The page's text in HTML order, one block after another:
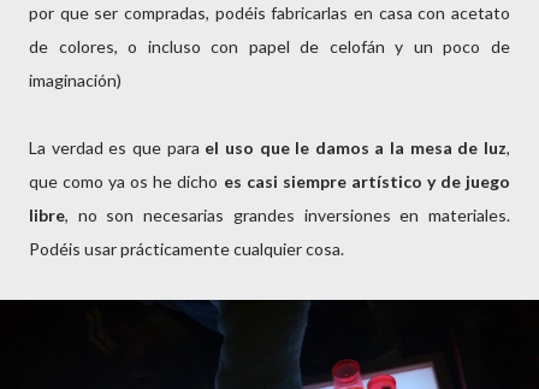
por que ser compradas, podéis fabricarlas en casa con acetato
de colores, o incluso con papel de celofán y un poco de
imaginación)
La verdad es que para el uso que le damos a la mesa de luz,
que como ya os he dicho es casi siempre artístico y de juego
libre, no son necesarias grandes inversiones en materiales.
Podéis usar prácticamente cualquier cosa.